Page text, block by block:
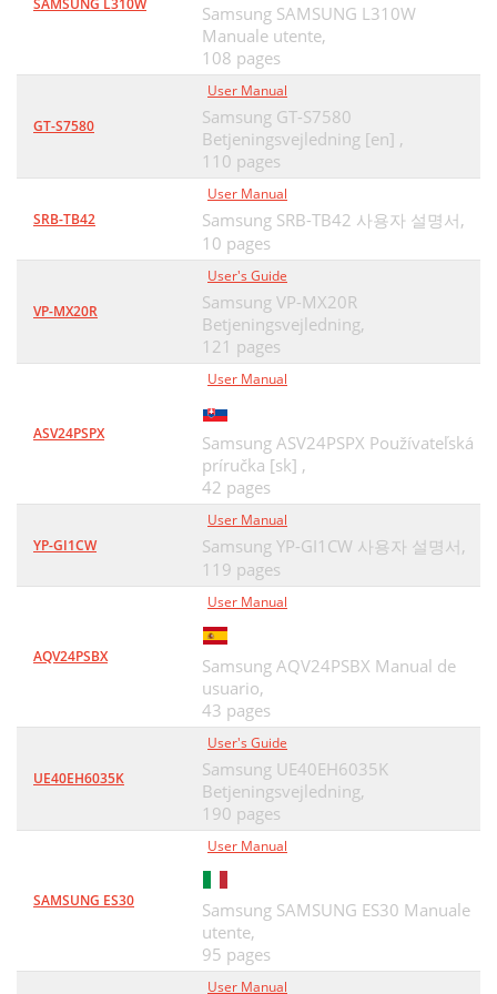
使用MEDIA STUDIO传送文件至播放器 (继
续)
断开与计算机的连接
43
在播放列表中听音乐
44
在播放中搜索曲目
45
在当前曲目中从开始部分开始播放
播放上一首或下一首曲目
返回至当前播放模式
使用 MEDIA STUDIO创建播放列表
47
使用 MEDIA STUDIO创建播放列表 (继续)
在 MP3 播放器中创建播放列表
用户键功能 (继续)
53
您可以用您的 mp3 播放器享受更多形式的
音乐。
收听 FM 广播 (继续)
56
如果您在使用中出现一些故障，请参看以下
方法。如果出现您不能
解决的故障，请直接与您所在地最近的三星
客户服务中心联系。
疑难解答 _ 61
您可以快速浏览本产品的功能设置。
65
SAMSUNG L310W
Samsung SAMSUNG L310W
Manuale utente,
108 pages
GT-S7580
User Manual
Samsung GT-S7580
Betjeningsvejledning [en] ,
110 pages
SRB-TB42
User Manual
Samsung SRB-TB42 사용자 설명서,
10 pages
VP-MX20R
User's Guide
Samsung VP-MX20R
Betjeningsvejledning,
121 pages
ASV24PSPX
User Manual
Samsung ASV24PSPX Používateľská
príručka [sk] ,
42 pages
YP-GI1CW
User Manual
Samsung YP-GI1CW 사용자 설명서,
119 pages
AQV24PSBX
User Manual
Samsung AQV24PSBX Manual de
usuario,
43 pages
UE40EH6035K
User's Guide
Samsung UE40EH6035K
Betjeningsvejledning,
190 pages
SAMSUNG ES30
User Manual
Samsung SAMSUNG ES30 Manuale
utente,
95 pages
User Manual